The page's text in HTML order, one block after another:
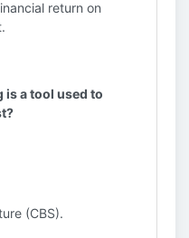
return on
a tool used to
(CBS).